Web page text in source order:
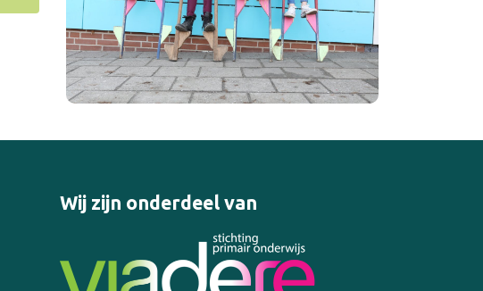
Wij zijn onderdeel van